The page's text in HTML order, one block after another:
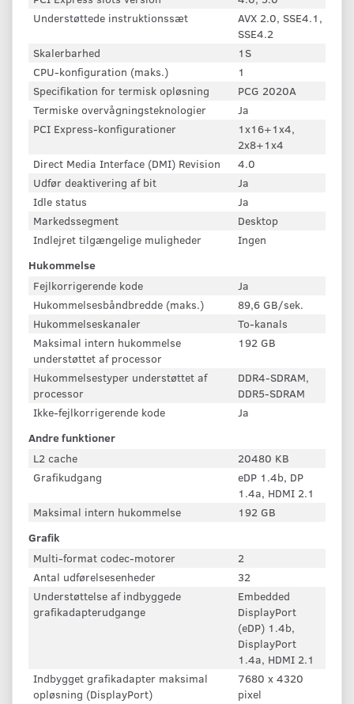
Understøttede instruktionssæt
AVX 2.0, SSE4.1,
SSE4.2
Skalerbarhed
1S
CPU-konfiguration (maks.)
1
Specifikation for termisk opløsning
PCG 2020A
Termiske overvågningsteknologier
Ja
PCI Express-konfigurationer
1x16+1x4,
2x8+1x4
Direct Media Interface (DMI) Revision
4.0
Udfør deaktivering af bit
Ja
Idle status
Ja
Markedssegment
Desktop
Indlejret tilgængelige muligheder
Ingen
Hukommelse
Fejlkorrigerende kode
Ja
Hukommelsesbåndbredde (maks.)
89,6 GB/sek.
Hukommelseskanaler
To-kanals
Maksimal intern hukommelse
understøttet af processor
192 GB
Hukommelsestyper understøttet af
processor
DDR4-SDRAM,
DDR5-SDRAM
Ikke-fejlkorrigerende kode
Ja
Andre funktioner
L2 cache
20480 KB
Grafikudgang
eDP 1.4b, DP
1.4a, HDMI 2.1
Maksimal intern hukommelse
192 GB
Grafik
Multi-format codec-motorer
2
Antal udførelsesenheder
32
Understøttelse af indbyggede
grafikadapterudgange
Embedded
DisplayPort
(eDP) 1.4b,
DisplayPort
1.4a, HDMI 2.1
Indbygget grafikadapter maksimal
opløsning (DisplayPort)
7680 x 4320
pixel